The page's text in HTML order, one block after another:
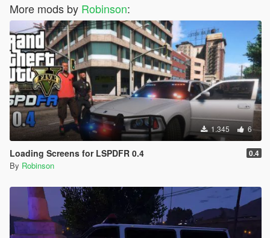
More mods by Robinson:
1.345 6
Loading Screens for LSPDFR 0.4 0.4
By Robinson